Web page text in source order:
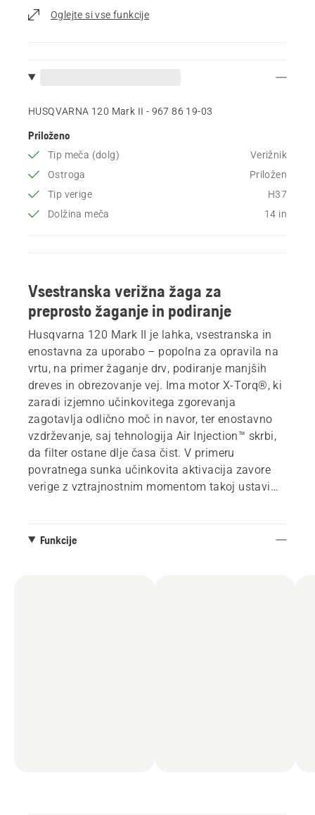
Oglejte si vse funkcije
HUSQVARNA 120 Mark II - 967 86 19‑03
Priloženo
Tip meča (dolg)
Verižnik
Ostroga
Priložen
Tip verige
H37
Dolžina meča
14 in
Vsestranska verižna žaga za
preprosto žaganje in podiranje
Husqvarna 120 Mark II je lahka, vsestranska in
enostavna za uporabo – popolna za opravila na
vrtu, na primer žaganje drv, podiranje manjših
dreves in obrezovanje vej. Ima motor X-Torq®, ki
zaradi izjemno učinkovitega zgorevanja
zagotavlja odlično moč in navor, ter enostavno
vzdrževanje, saj tehnologija Air Injection™ skrbi,
da filter ostane dlje časa čist. V primeru
povratnega sunka učinkovita aktivacija zavore
verige z vztrajnostnim momentom takoj ustavi
Funkcije